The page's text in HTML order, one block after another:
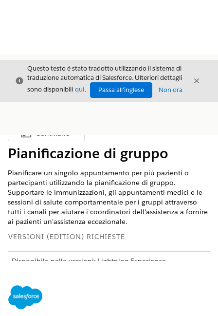
Chiudi
Questo testo è stato tradotto utilizzando il sistema di
traduzione automatica di Salesforce. Ulteriori dettagli
sono disponibili qui. Passa all'inglese Non ora
Chiudi
Mostra sommario
Sommario
Pianificazione di gruppo
Pianificare un singolo appuntamento per più pazienti o
partecipanti utilizzando la pianificazione di gruppo.
Supportare le immunizzazioni, gli appuntamenti medici e le
sessioni di salute comportamentale per i gruppi attraverso
tutti i canali per aiutare i coordinatori dell'assistenza a fornire
ai pazienti un'assistenza eccezionale.
VERSIONI (EDITION) RICHIESTE
Disponibile nelle versioni: Lightning Experience
Health Cloud
Impostazione della pianificazione di gruppo